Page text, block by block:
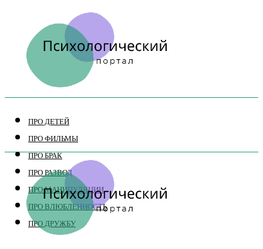
ПРО ДЕТЕЙ
ПРО ФИЛЬМЫ
ПРО БРАК
ПРО РАЗВОД
ПРО МАНИПУЛЯЦИИ
ПРО ВЛЮБЛЕННОСТЬ
ПРО ДРУЖБУ